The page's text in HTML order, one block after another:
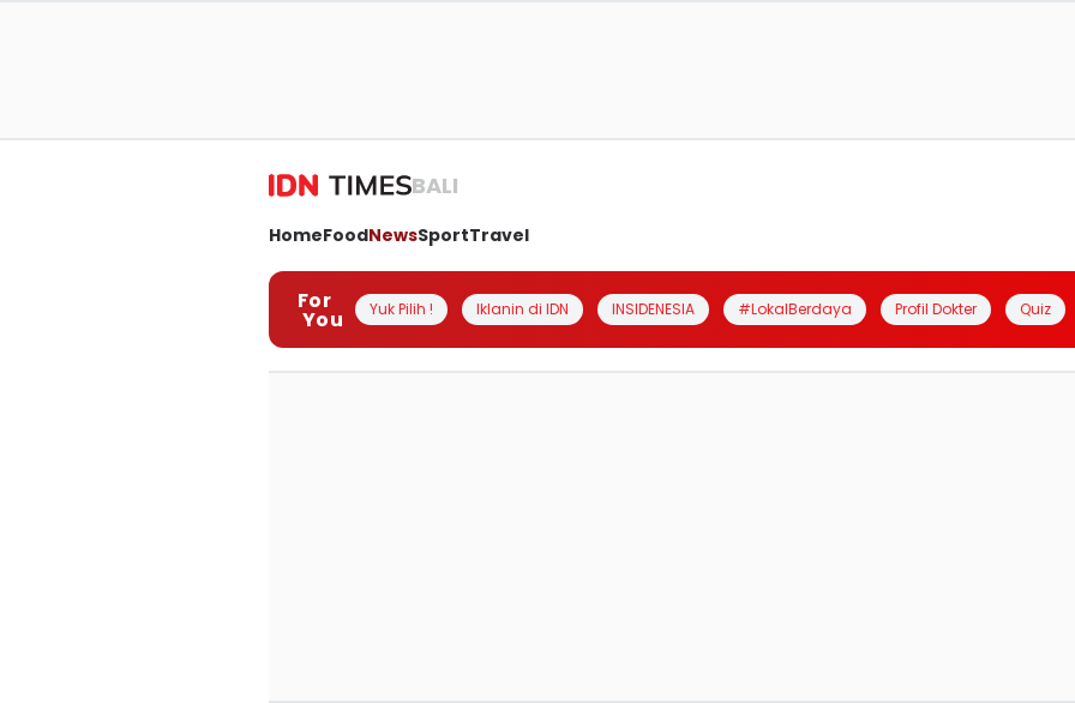
BALI
HomeFoodNewsSportTravel
For
You Yuk Pilih ! Iklanin di IDN INSIDENESIA #LokalBerdaya Profil Dokter Quiz